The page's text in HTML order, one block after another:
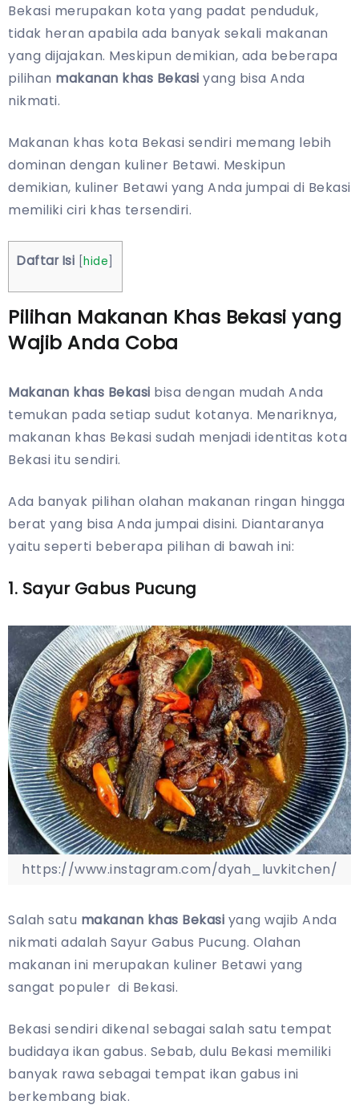
Bekasi merupakan kota yang padat penduduk,
tidak heran apabila ada banyak sekali makanan
yang dijajakan. Meskipun demikian, ada beberapa
pilihan makanan khas Bekasi yang bisa Anda
nikmati.
Makanan khas kota Bekasi sendiri memang lebih
dominan dengan kuliner Betawi. Meskipun
demikian, kuliner Betawi yang Anda jumpai di Bekasi
memiliki ciri khas tersendiri.
Daftar Isi [hide
Pilihan Makanan Khas Bekasi yang
Wajib Anda Coba
Makanan khas Bekasi bisa dengan mudah Anda
temukan pada setiap sudut kotanya. Menariknya,
makanan khas Bekasi sudah menjadi identitas kota
Bekasi itu sendiri.
Ada banyak pilihan olahan makanan ringan hingga
berat yang bisa Anda jumpai disini. Diantaranya
yaitu seperti beberapa pilihan di bawah ini:
1. Sayur Gabus Pucung
https://www.instagram.com/dyah_luvkitchen/
Salah satu makanan khas Bekasi yang wajib Anda
nikmati adalah Sayur Gabus Pucung. Olahan
makanan ini merupakan kuliner Betawi yang
sangat populer di Bekasi.
Bekasi sendiri dikenal sebagai salah satu tempat
budidaya ikan gabus. Sebab, dulu Bekasi memiliki
banyak rawa sebagai tempat ikan gabus ini
berkembang biak.